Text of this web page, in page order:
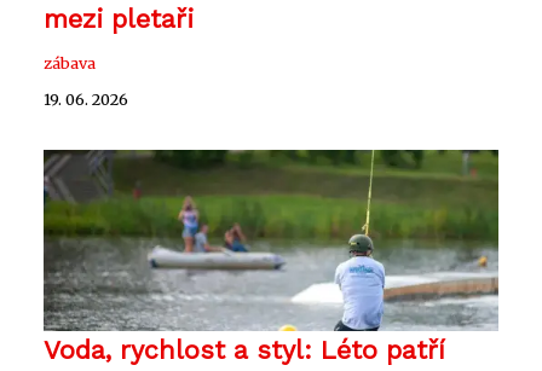
mezi pletaři
zábava
19. 06. 2026
Voda, rychlost a styl: Léto patří